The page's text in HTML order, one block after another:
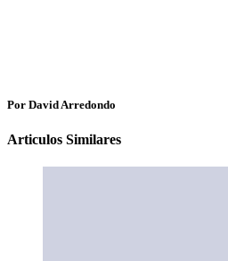
Por David Arredondo
Articulos Similares